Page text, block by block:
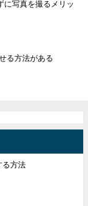
に写真を撮るメリッ
る方法がある
る方法